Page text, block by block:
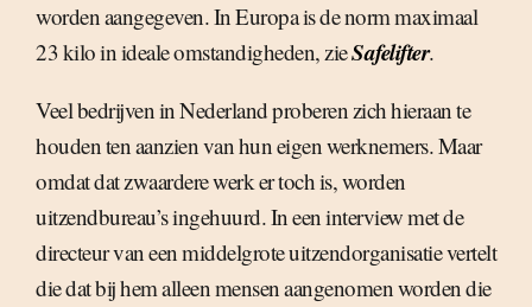
worden aangegeven. In Europa is de norm maximaal
23 kilo in ideale omstandigheden, zieSafelifter.
Veel bedrijven in Nederland proberen zich hieraan te
houden ten aanzien van hun eigen werknemers. Maar
omdat dat zwaardere werk er toch is, worden
uitzendbureau’s ingehuurd. In een interview met de
directeur van een middelgrote uitzendorganisatie vertelt
die dat bij hem alleen mensen aangenomen worden die